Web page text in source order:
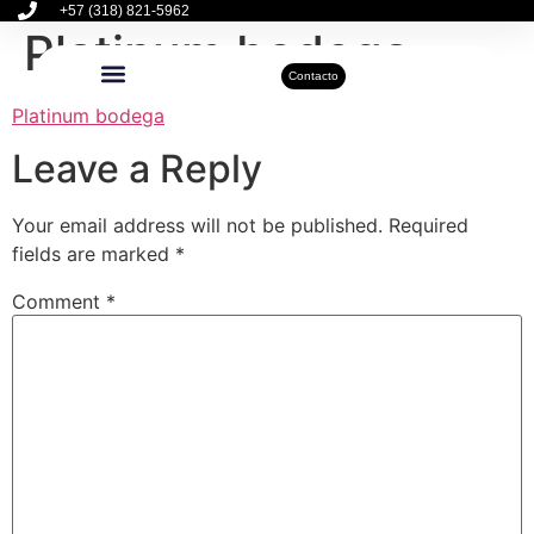
+57 (318) 821-5962
Contacto
Platinum bodega
Platinum bodega
Leave a Reply
Your email address will not be published. Required
fields are marked *
Comment *